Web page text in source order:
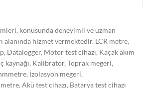
konusunda deneyimli ve uzman
alanında hizmet vermektedir. LCR metre,
Datalogger, Motor test cihazı, Kaçak akım
kaynağı, Kalibratör, Toprak megeri,
İzolasyon megeri,
Akü test cihazı, Batarya test cihazı